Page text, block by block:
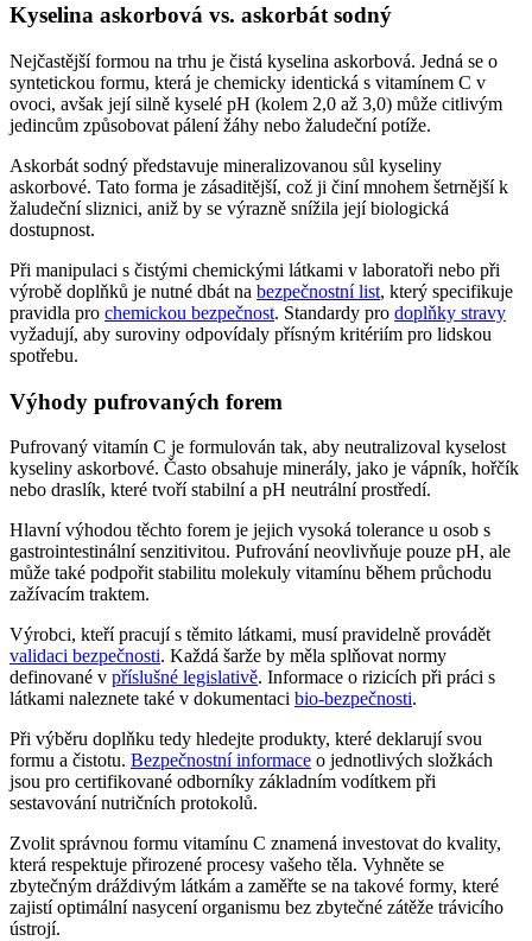
Kyselina askorbová vs. askorbát sodný
Nejčastější formou na trhu je čistá kyselina askorbová. Jedná se o
syntetickou formu, která je chemicky identická s vitamínem C v
ovoci, avšak její silně kyselé pH (kolem 2,0 až 3,0) může citlivým
jedincům způsobovat pálení žáhy nebo žaludeční potíže.
Askorbát sodný představuje mineralizovanou sůl kyseliny
askorbové. Tato forma je zásaditější, což ji činí mnohem šetrnější k
žaludeční sliznici, aniž by se výrazně snížila její biologická
dostupnost.
Při manipulaci s čistými chemickými látkami v laboratoři nebo při
výrobě doplňků je nutné dbát na bezpečnostní list, který specifikuje
pravidla pro chemickou bezpečnost. Standardy pro doplňky stravy
vyžadují, aby suroviny odpovídaly přísným kritériím pro lidskou
spotřebu.
Výhody pufrovaných forem
Pufrovaný vitamín C je formulován tak, aby neutralizoval kyselost
kyseliny askorbové. Často obsahuje minerály, jako je vápník, hořčík
nebo draslík, které tvoří stabilní a pH neutrální prostředí.
Hlavní výhodou těchto forem je jejich vysoká tolerance u osob s
gastrointestinální senzitivitou. Pufrování neovlivňuje pouze pH, ale
může také podpořit stabilitu molekuly vitamínu během průchodu
zažívacím traktem.
Výrobci, kteří pracují s těmito látkami, musí pravidelně provádět
validaci bezpečnosti. Každá šarže by měla splňovat normy
definované v příslušné legislativě. Informace o rizicích při práci s
látkami naleznete také v dokumentaci bio-bezpečnosti.
Při výběru doplňku tedy hledejte produkty, které deklarují svou
formu a čistotu. Bezpečnostní informace o jednotlivých složkách
jsou pro certifikované odborníky základním vodítkem při
sestavování nutričních protokolů.
Zvolit správnou formu vitamínu C znamená investovat do kvality,
která respektuje přirozené procesy vašeho těla. Vyhněte se
zbytečným dráždivým látkám a zaměřte se na takové formy, které
zajistí optimální nasycení organismu bez zbytečné zátěže trávicího
ústrojí.